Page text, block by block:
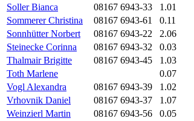
Soller Bianca
08167 6943-33 1.01
Sommerer Christina
08167 6943-61 0.11
Sonnhütter Norbert
08167 6943-22 2.06
Steinecke Corinna
08167 6943-32 0.03
Thalmair Brigitte
08167 6943-45 1.03
Toth Marlene
0.07
Vogl Alexandra
08167 6943-39 1.02
Vrhovnik Daniel
08167 6943-37 1.07
Weinzierl Martin
08167 6943-56 0.05